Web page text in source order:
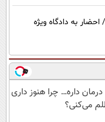
به دادگاه ویژه
درمان داره… چرا هنوز داری
می‌کنی؟